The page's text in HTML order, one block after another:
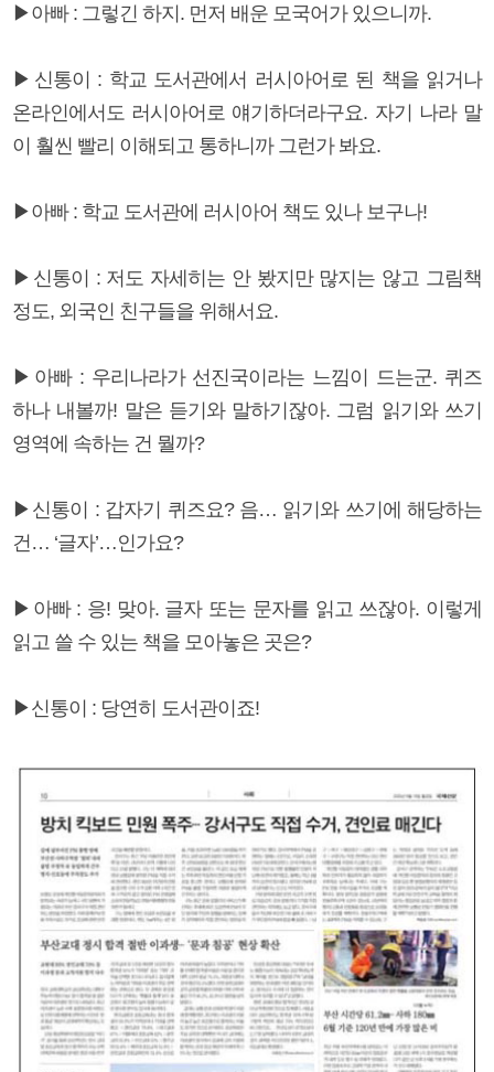
▶아빠 : 그렇긴 하지. 먼저 배운 모국어가 있으니까.
▶신통이 : 학교 도서관에서 러시아어로 된 책을 읽거나
온라인에서도 러시아어로 얘기하더라구요. 자기 나라 말
이 훨씬 빨리 이해되고 통하니까 그런가 봐요.
▶아빠 : 학교 도서관에 러시아어 책도 있나 보구나!
▶신통이 : 저도 자세히는 안 봤지만 많지는 않고 그림책
정도, 외국인 친구들을 위해서요.
▶아빠 : 우리나라가 선진국이라는 느낌이 드는군. 퀴즈
하나 내볼까! 말은 듣기와 말하기잖아. 그럼 읽기와 쓰기
영역에 속하는 건 뭘까?
▶신통이 : 갑자기 퀴즈요? 음… 읽기와 쓰기에 해당하는
건… ‘글자’…인가요?
▶아빠 : 응! 맞아. 글자 또는 문자를 읽고 쓰잖아. 이렇게
읽고 쓸 수 있는 책을 모아놓은 곳은?
▶신통이 : 당연히 도서관이죠!